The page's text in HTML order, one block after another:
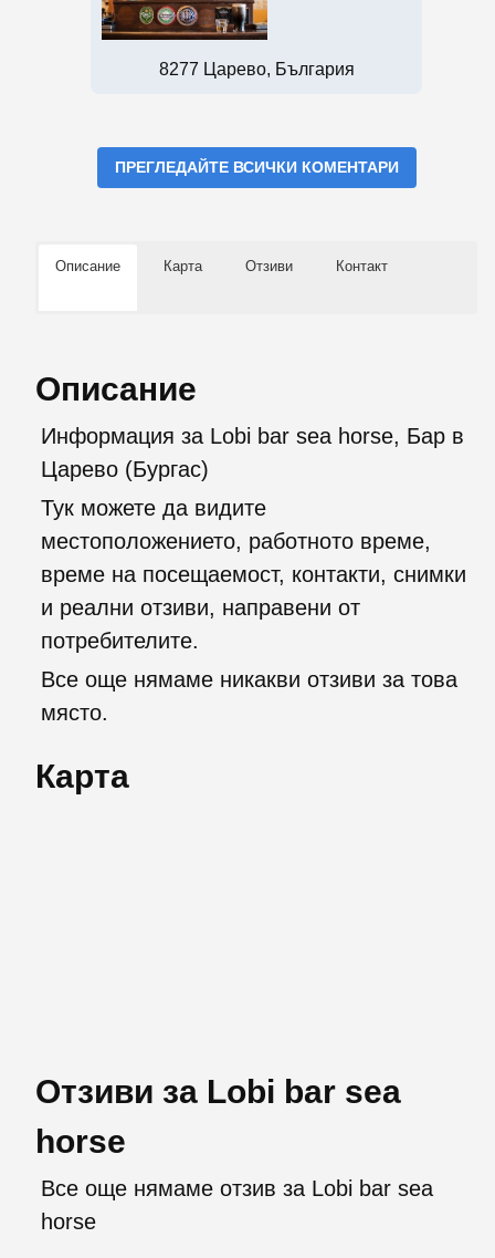
8277 Царево, България
ПРЕГЛЕДАЙТЕ ВСИЧКИ КОМЕНТАРИ
Описание Карта Отзиви Контакт
Описание
Информация за Lobi bar sea horse, Бар в
Царево (Бургас)
Тук можете да видите
местоположението, работното време,
време на посещаемост, контакти, снимки
и реални отзиви, направени от
потребителите.
Все още нямаме никакви отзиви за това
място.
Карта
Отзиви за Lobi bar sea
horse
Все още нямаме отзив за Lobi bar sea
horse